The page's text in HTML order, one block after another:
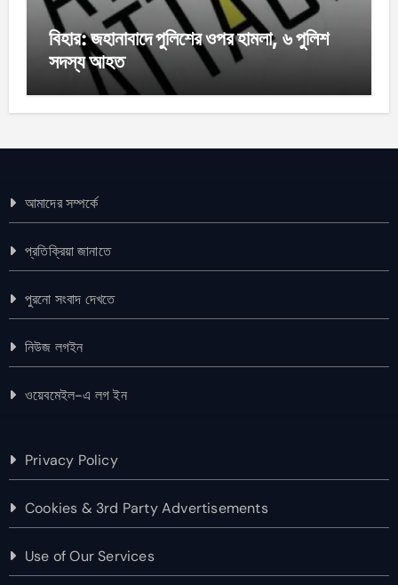
বিহার: জহানাবাদে পুলিশের ওপর হামলা, ৬ পুলিশ
সদস্য আহত
আমাদের সম্পর্কে
প্রতিক্রিয়া জানাতে
পুরনো সংবাদ দেখতে
নিউজ লগইন
ওয়েবমেইল-এ লগ ইন
Privacy Policy
Cookies & 3rd Party Advertisements
Use of Our Services